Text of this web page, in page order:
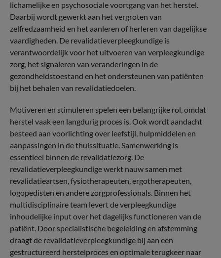
lichamelijke en psychosociale voortgang van het herstel.
Daarbij wordt gewerkt aan het vergroten van
zelfredzaamheid en het aanleren of herleren van dagelijkse
vaardigheden. De revalidatieverpleegkundige is
verantwoordelijk voor het uitvoeren van verpleegkundige
zorg, het signaleren van veranderingen in de
gezondheidstoestand en het ondersteunen van patiënten
bij het behalen van revalidatiedoelen.
Motiveren en stimuleren spelen een belangrijke rol, omdat
herstel vaak een langdurig proces is. Ook wordt aandacht
besteed aan voorlichting over leefstijl, hulpmiddelen en
aanpassingen in de thuissituatie. Samenwerking is
essentieel binnen de revalidatiezorg. De
revalidatieverpleegkundige werkt nauw samen met
revalidatieartsen, fysiotherapeuten, ergotherapeuten,
logopedisten en andere zorgprofessionals. Binnen het
multidisciplinaire team levert de verpleegkundige
inhoudelijke input over het dagelijks functioneren van de
patiënt. Door specialistische begeleiding en afstemming
draagt de revalidatieverpleegkundige bij aan een
gestructureerd herstelproces en optimale terugkeer naar